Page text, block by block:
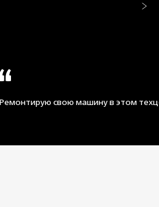
Ремонтирую свою машину в этом